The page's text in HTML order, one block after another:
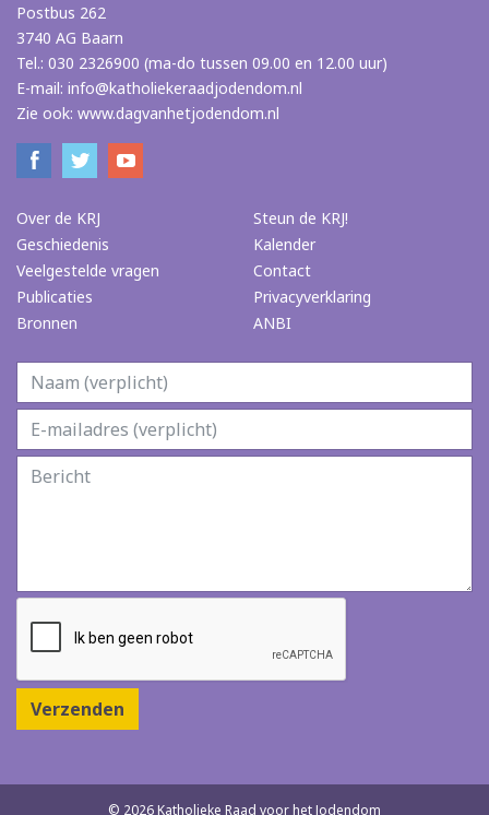
Postbus 262
3740 AG Baarn
Tel.: 030 2326900 (ma-do tussen 09.00 en 12.00 uur)
E-mail: info@katholiekeraadjodendom.nl
Zie ook: www.dagvanhetjodendom.nl
Over de KRJ
Geschiedenis
Veelgestelde vragen
Publicaties
Bronnen
Steun de KRJ!
Kalender
Contact
Privacyverklaring
ANBI
Verzenden
© 2026 Katholieke Raad voor het Jodendom